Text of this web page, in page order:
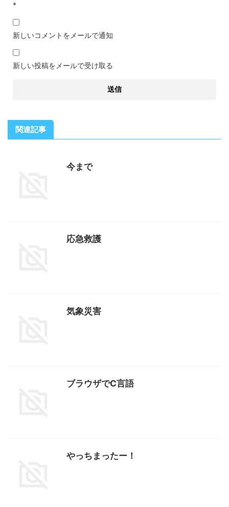
*
新しいコメントをメールで通知
新しい投稿をメールで受け取る
関連記事
今まで
応急救護
気象災害
ブラウザでC言語
やっちまったー！